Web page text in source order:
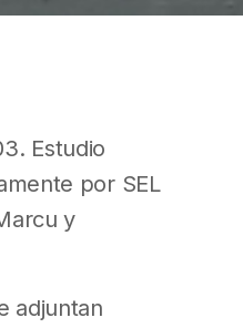
Estudio
por SEL
y
adjuntan